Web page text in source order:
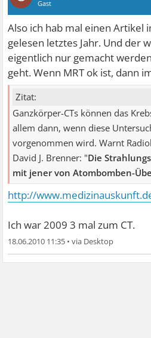
Gast
Also ich hab mal einen Artikel
gelesen letztes Jahr. Und der
eigentlich nur gemacht
geht. Wenn MRT ok ist, dann
Zitat:
Ganzkörper-CTs können das
allem dann, wenn diese
vorgenommen wird. Warnt
David J. Brenner: "Die
mit jener von Atombomben-
http://
Ich war 2009 3 mal zum CT.
18.06.2010 11:35 •